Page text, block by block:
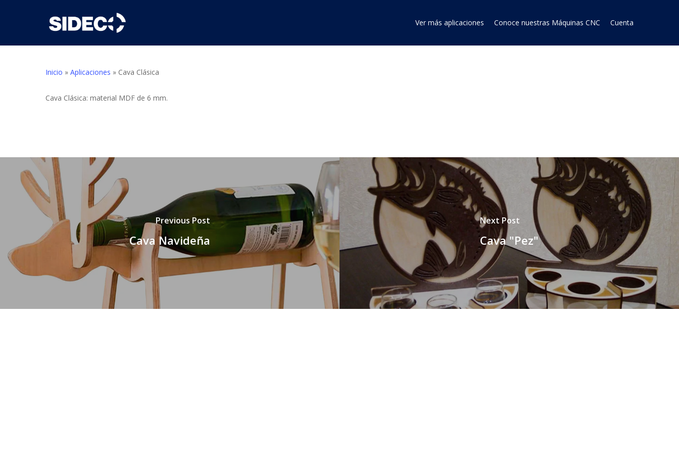
content
Ver más aplicaciones Conoce nuestras Máquinas CNC Cuenta
Inicio » Aplicaciones » Cava Clásica
Cava Clásica: material MDF de 6 mm.
Previous Post
Cava Navideña
Next Post
Cava "Pez"